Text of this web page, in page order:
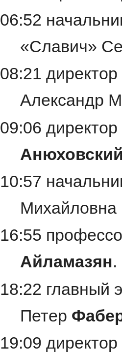
06:52
«Славич»
08:21
Александр
09:06
10:57
Михайловна
16:55
Айламазян.
18:22 главный
Петер
19:09